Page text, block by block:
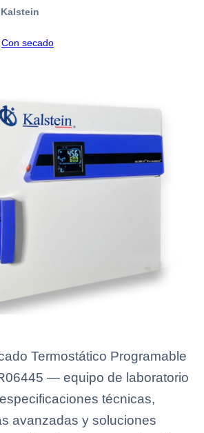
Con secado
Termostático Programable
— equipo de laboratorio
técnicas,
avanzadas y soluciones